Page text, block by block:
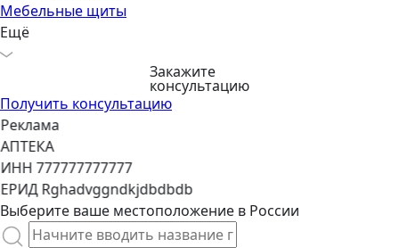
Мебельные щиты
Ещё
Закажите
консультацию
Получить консультацию
Реклама
АПТЕКА
ИНН 777777777777
ЕРИД Rghadvggndkjdbdbdb
Выберите ваше местоположение в России